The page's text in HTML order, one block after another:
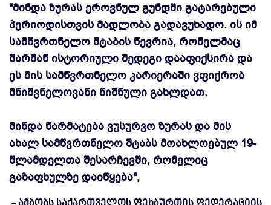
"მინდა ზურას ეროვნულ გუნდში გატარებული
პერიოდისთვის მადლობა გადავუხადო. ის იმ
სამწვრთნელო შტაბის წევრია, რომელმაც
შარშან ისტორიული შედეგი დააფიქსირა და
ეს მის სამწვრთნელო კარიერაში ვფიქრობ
მნიშვნელოვანი ნიშნული გახლდათ.
მინდა წარმატება ვუსურვო ზურას და მის
ახალ სამწვრთნელო შტაბს მოახლოებულ 19-
წლამდელთა შესარჩევში, რომელიც
გაზაფხულზე დაიწყება",